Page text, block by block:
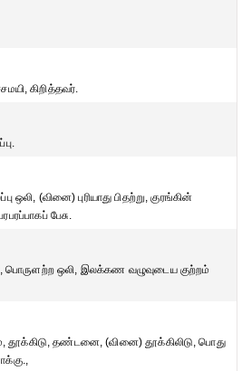
கிறித்தவர்.
ஒலி, (வினை) புரியாது பிதற்று, குரங்கின்
பேசு.
பொருளற்ற ஒலி, இலக்கண வழுவுடைய குற்றம்
தண்டனை, (வினை) தூக்கிலிடு, பொது